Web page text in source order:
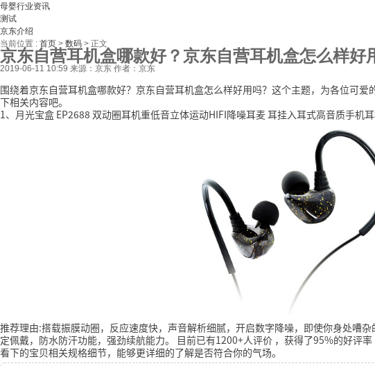
母婴行业资讯
测试
京东介绍
当前位置 : 首页 > 数码 > 正文
京东自营耳机盒哪款好？京东自营耳机盒怎么样好
2019-06-11 10:59 来源：京东 作者：京东
围绕着京东自营耳机盒哪款好？京东自营耳机盒怎么样好用吗？这个主题，为各位可
下相关内容吧。
1、月光宝盒 EP2688 双动圈耳机重低音立体运动HIFI降噪耳麦 耳挂入耳式高音质手机
推荐理由:搭载振膜动圈，反应速度快，声音解析细腻，开启数字降噪，即使你身处嘈
定佩戴，防水防汗功能，强劲续航能力。
目前已有1200+人评价 ，获得了95%的好评率
看下的宝贝相关规格细节，能够更详细的了解是否符合你的气场。